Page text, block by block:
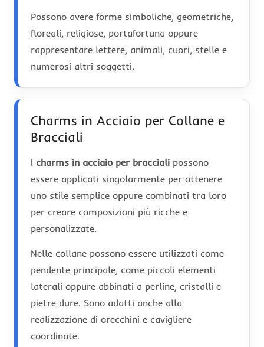
Possono avere forme simboliche, geometriche,
floreali, religiose, portafortuna oppure
rappresentare lettere, animali, cuori, stelle e
numerosi altri soggetti.
Charms in Acciaio per Collane e
Bracciali
I charms in acciaio per bracciali possono
essere applicati singolarmente per ottenere
uno stile semplice oppure combinati tra loro
per creare composizioni più ricche e
personalizzate.
Nelle collane possono essere utilizzati come
pendente principale, come piccoli elementi
laterali oppure abbinati a perline, cristalli e
pietre dure. Sono adatti anche alla
realizzazione di orecchini e cavigliere
coordinate.